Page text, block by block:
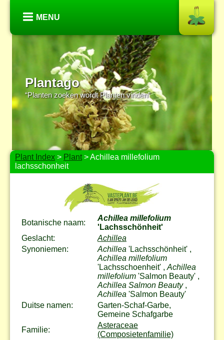
MENU
Plantago
“Planten zoeken wordt Planten vinden”
Plant Index > Plant> Achillea millefolium
lachsschonheit
Botanische naam:
Achillea millefolium
'Lachsschönheit'
Geslacht:
Achillea
Synoniemen:
Achillea 'Lachsschönheit' ,
Achillea millefolium
'Lachsschoenheit' , Achillea
millefolium 'Salmon Beauty' ,
Achillea Salmon Beauty,
Achillea 'Salmon Beauty'
Duitse namen:
Garten-Schaf-Garbe,
Gemeine Schafgarbe
Familie:
Asteraceae
(Composietenfamilie)